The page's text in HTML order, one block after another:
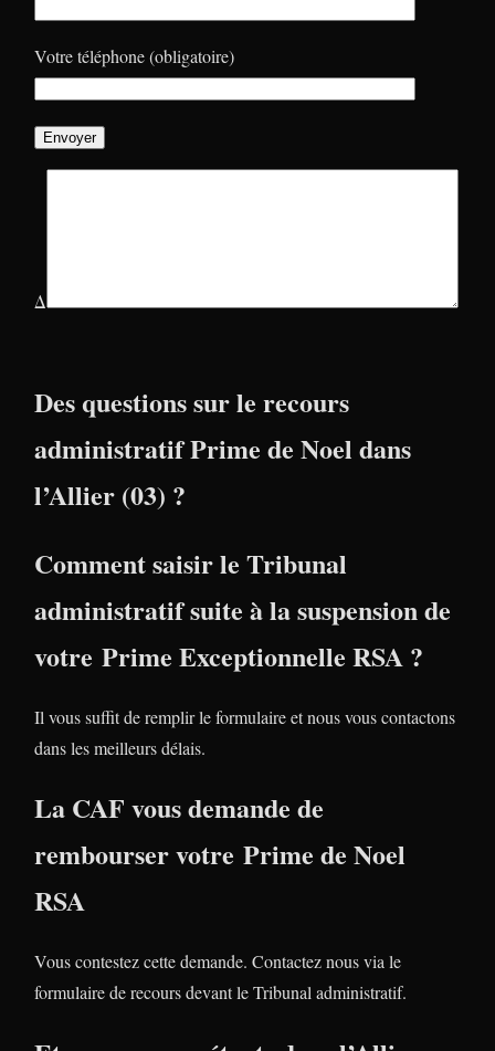
Votre téléphone (obligatoire)
Δ
Des questions sur le recours
administratif Prime de Noel dans
l’Allier (03) ?
Comment saisir le Tribunal
administratif suite à la suspension de
votre Prime Exceptionnelle RSA ?
Il vous suffit de remplir le formulaire et nous vous contactons
dans les meilleurs délais.
La CAF vous demande de
rembourser votre Prime de Noel
RSA
Vous contestez cette demande. Contactez nous via le
formulaire de recours devant le Tribunal administratif.